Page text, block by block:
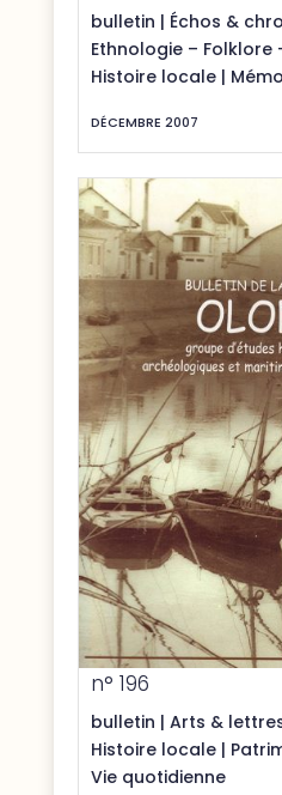
bulletin | Échos &
Ethnologie – Folklore
Histoire locale|
DÉCEMBRE 2007
n° 196
bulletin | Arts &
Histoire locale|
Vie quotidienne